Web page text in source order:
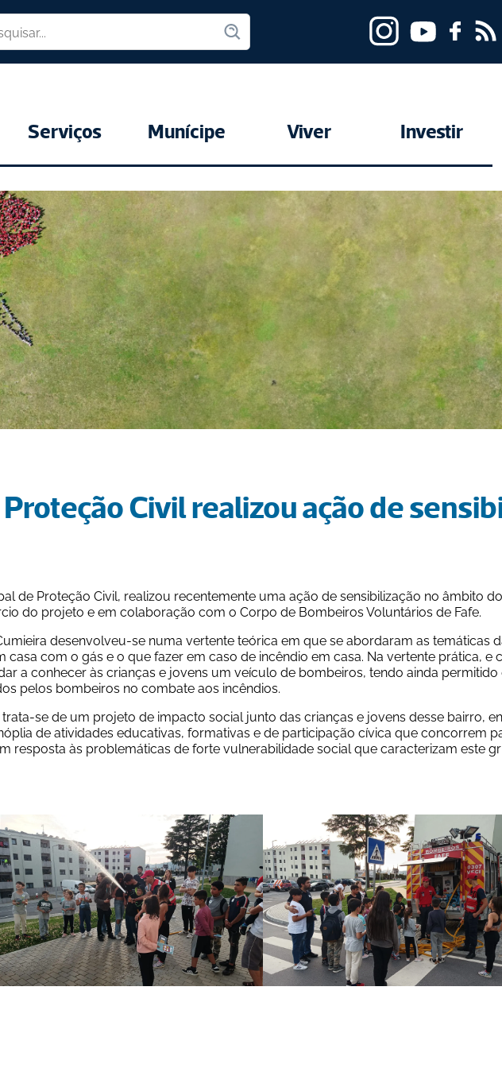
Serviços Munícipe Viver Investir
Civil realizou ação de
de Proteção Civil, realizou recentemente uma ação de sensibilização no âmbito
do projeto e em colaboração com o Corpo de Bombeiros Voluntários de Fafe.
desenvolveu-se numa vertente teórica em que se abordaram as temáticas
casa com o gás e o que fazer em caso de incêndio em casa. Na vertente prática,
a conhecer às crianças e jovens um veículo de bombeiros, tendo ainda
pelos bombeiros no combate aos incêndios.
se de um projeto de impacto social junto das crianças e jovens desse bairro,
de atividades educativas, formativas e de participação cívica que concorrem
resposta às problemáticas de forte vulnerabilidade social que caracterizam este